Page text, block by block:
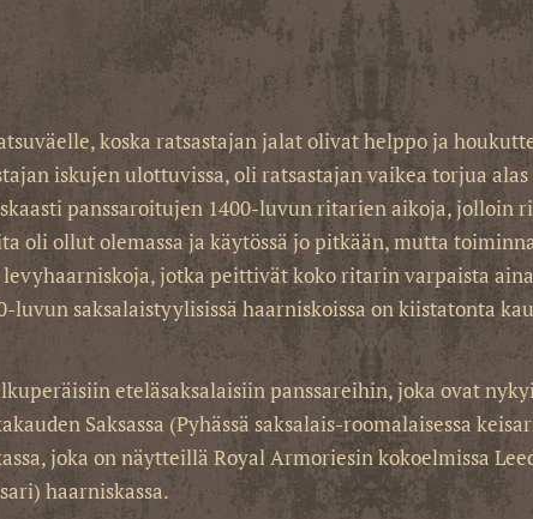
koska ratsastajan jalat olivat helppo ja
iskujen ulottuvissa, oli ratsastajan vaikea torjua
panssaroitujen 1400-luvun ritarien aikoja,
oli ollut olemassa ja käytössä jo pitkään, mutta
jotka peittivät koko ritarin varpaista
saksalaistyylisissä haarniskoissa on kiistatonta
eteläsaksalaisiin panssareihin, joka ovat
Saksassa (Pyhässä saksalais-roomalaisessa
joka on näytteillä Royal Armoriesin kokoelmissa
haarniskassa.